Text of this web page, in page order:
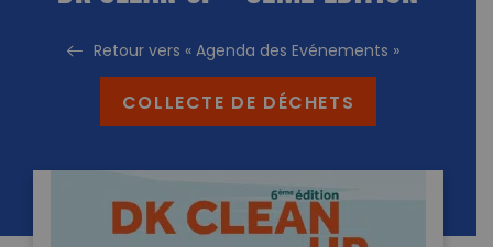
Retour vers « Agenda des Evénements »
COLLECTE DE DÉCHETS